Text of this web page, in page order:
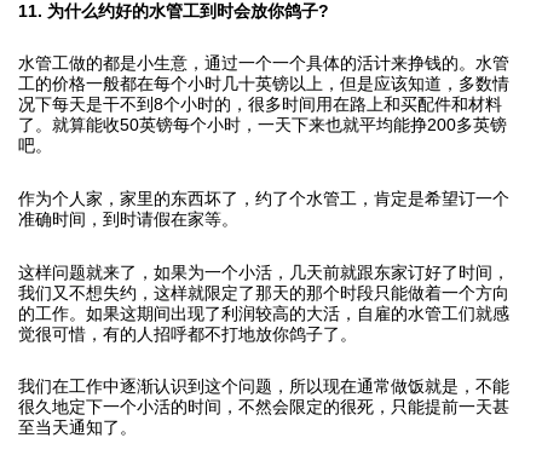
11. 为什么约好的水管工到时会放你鸽子?
水管工做的都是小生意，通过一个一个具体的活计来挣钱的。水管
工的价格一般都在每个小时几十英镑以上，但是应该知道，多数情
况下每天是干不到8个小时的，很多时间用在路上和买配件和材料
了。就算能收50英镑每个小时，一天下来也就平均能挣200多英镑
吧。
作为个人家，家里的东西坏了，约了个水管工，肯定是希望订一个
准确时间，到时请假在家等。
这样问题就来了，如果为一个小活，几天前就跟东家订好了时间，
我们又不想失约，这样就限定了那天的那个时段只能做着一个方向
的工作。如果这期间出现了利润较高的大活，自雇的水管工们就感
觉很可惜，有的人招呼都不打地放你鸽子了。
我们在工作中逐渐认识到这个问题，所以现在通常做饭就是，不能
很久地定下一个小活的时间，不然会限定的很死，只能提前一天甚
至当天通知了。